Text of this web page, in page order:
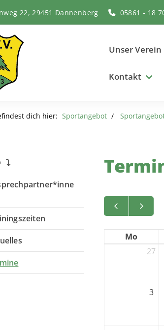
22, 29451 Dannenberg 05861 - 18
Unser Verein
Kontakt
dich hier: Sportangebot
Mo
27
3